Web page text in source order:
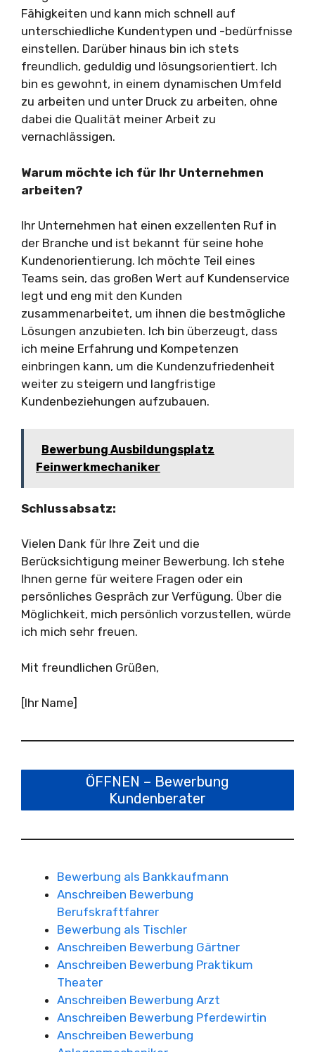
Fähigkeiten und kann mich schnell auf
unterschiedliche Kundentypen und -bedürfnisse
einstellen. Darüber hinaus bin ich stets
freundlich, geduldig und lösungsorientiert. Ich
bin es gewohnt, in einem dynamischen Umfeld
zu arbeiten und unter Druck zu arbeiten, ohne
dabei die Qualität meiner Arbeit zu
vernachlässigen.
Warum möchte ich für Ihr Unternehmen
arbeiten?
Ihr Unternehmen hat einen exzellenten Ruf in
der Branche und ist bekannt für seine hohe
Kundenorientierung. Ich möchte Teil eines
Teams sein, das großen Wert auf Kundenservice
legt und eng mit den Kunden
zusammenarbeitet, um ihnen die bestmögliche
Lösungen anzubieten. Ich bin überzeugt, dass
ich meine Erfahrung und Kompetenzen
einbringen kann, um die Kundenzufriedenheit
weiter zu steigern und langfristige
Kundenbeziehungen aufzubauen.
Bewerbung Ausbildungsplatz
Feinwerkmechaniker
Schlussabsatz:
Vielen Dank für Ihre Zeit und die
Berücksichtigung meiner Bewerbung. Ich stehe
Ihnen gerne für weitere Fragen oder ein
persönliches Gespräch zur Verfügung. Über die
Möglichkeit, mich persönlich vorzustellen, würde
ich mich sehr freuen.
Mit freundlichen Grüßen,
[Ihr Name]
ÖFFNEN – Bewerbung
Kundenberater
Bewerbung als Bankkaufmann
Anschreiben Bewerbung
Berufskraftfahrer
Bewerbung als Tischler
Anschreiben Bewerbung Gärtner
Anschreiben Bewerbung Praktikum
Theater
Anschreiben Bewerbung Arzt
Anschreiben Bewerbung Pferdewirtin
Anschreiben Bewerbung